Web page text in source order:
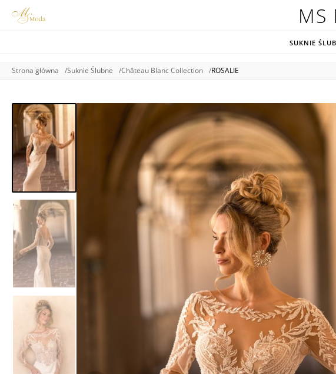
MS
SUKNIE
Strona główna Suknie Ślubne Château Blanc Collection ROSALIE